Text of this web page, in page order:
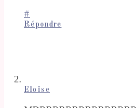
#
Répondre
Eloïse